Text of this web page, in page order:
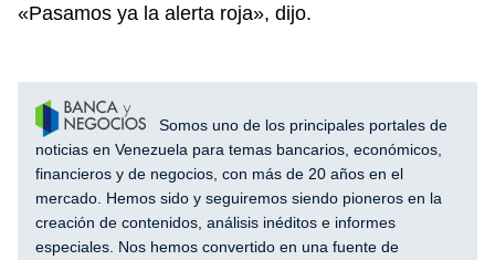
«Pasamos ya la alerta roja», dijo.
Somos uno de los principales portales de
noticias en Venezuela para temas bancarios, económicos,
financieros y de negocios, con más de 20 años en el
mercado. Hemos sido y seguiremos siendo pioneros en la
creación de contenidos, análisis inéditos e informes
especiales. Nos hemos convertido en una fuente de